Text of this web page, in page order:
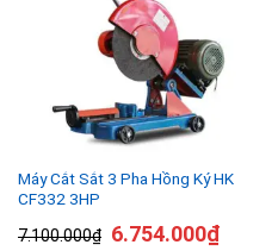
Máy Cắt Sắt 3 Pha Hồng Ký HK
CF332 3HP
7.100.000₫ 6.754.000₫